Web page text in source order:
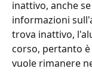
inattivo, anche
informazioni
trova inattivo,
corso, pertanto
vuole rimanere